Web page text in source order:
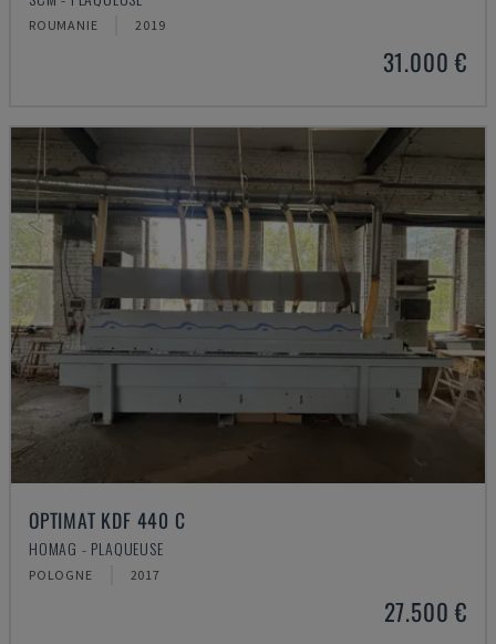
ROUMANIE 2019
31.000 €
OPTIMAT KDF 440 C
HOMAG - PLAQUEUSE
POLOGNE 2017
27.500 €